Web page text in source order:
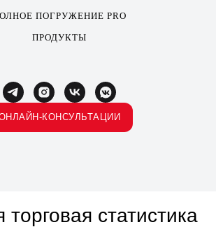
ПОГРУЖЕНИЕ PRO
ПРОДУКТЫ
КОНСУЛЬТАЦИИ
торговая статистика